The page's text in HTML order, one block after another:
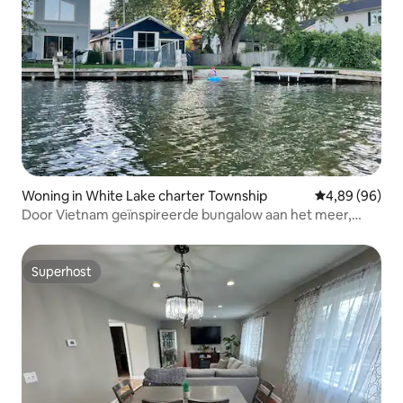
Woning in White Lake charter Township Gemiddelde
4,89 (96)
Door Vietnam geïnspireerde bungalow aan het meer,
Superhost
Superhost